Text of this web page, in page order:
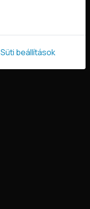
Süti beállítások